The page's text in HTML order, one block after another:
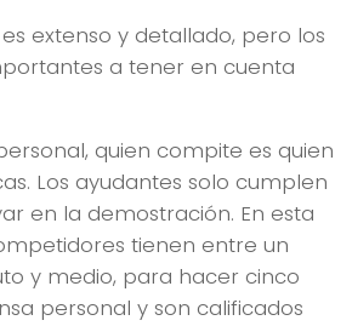
extenso y detallado, pero los
a tener en cuenta
quien compite es quien
Los ayudantes solo cumplen
en la demostración. En esta
tienen entre un
y medio, para hacer cinco
personal y son calificados